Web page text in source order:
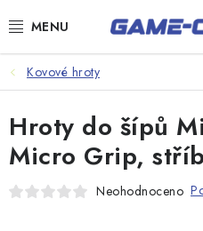
na
Šipky
Poker
Stolní fotbal
Kovové hroty
Hroty do šípů
Micro Grip,
Neohodnoceno